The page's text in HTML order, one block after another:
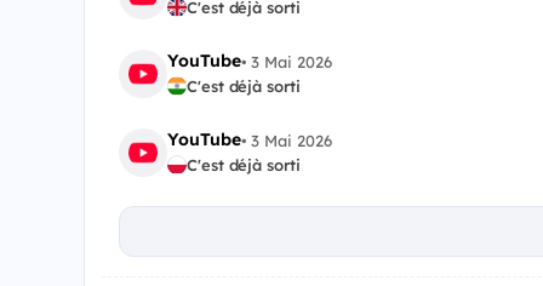
C'est déjà sorti
YouTube•3 Mai 2026
C'est déjà sorti
YouTube•3 Mai 2026
C'est déjà sorti